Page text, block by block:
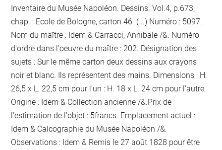
Inventaire du Musée Napoléon. Dessins. Vol.4, p.673,
chap. : Ecole de Bologne, carton 46. (...) Numéro : 5097.
Nom du maître : Idem & Carracci, Annibale /&. Numéro
d'ordre dans l'oeuvre du maître : 202. Désignation des
sujets : Sur le même carton deux dessins aux crayons
noir et blanc. Ils représentent des mains. Dimensions : H.
26,5 x L. 22,5 cm pour l'un : H. 18 x L. 24 cm pour l'autre.
Origine : Idem & Collection ancienne /&.Prix de
l'estimation de l'objet : 5francs. Emplacement actuel :
Idem & Calcographie du Musée Napoléon /&.
Observations : Idem & Remis le 27 août 1828 pour être